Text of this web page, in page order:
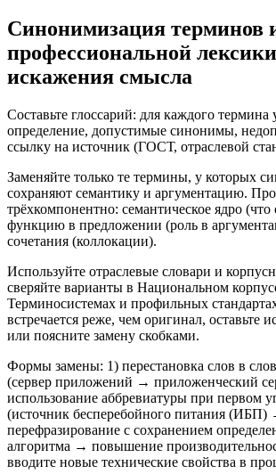
Синонимизация терминов
профессиональной
искажения смысла
Составьте глоссарий: для каждого термина
определение, допустимые синонимы,
ссылку на источник (ГОСТ, отраслевой
Заменяйте только те термины, у которых
сохраняют семантику и аргументацию.
трёхкомпонентно: семантическое ядро (что
функцию в предложении (роль в
сочетания (коллокации).
Используйте отраслевые словари и
сверяйте варианты в Национальном
Терминосистемах и профильных
встречается реже, чем оригинал, оставьте
или поясните замену скобками.
Формы замены: 1) перестановка слов в
(сервер приложений → приложенческий
использование аббревиатуры при первом
(источник бесперебойного питания
перефразирование с сохранением
алгоритма → повышение
вводите новые технические свойства в